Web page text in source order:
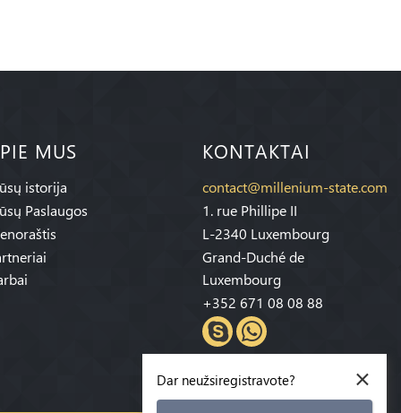
MUS
istorija
Paslaugos
KONTAKTAI
contact@millenium-state.com
1. rue Phillipe II
L-2340 Luxembourg
Grand-Duché de
Luxembourg
+352 671 08 08 88
×
Dar neužsiregistravote?